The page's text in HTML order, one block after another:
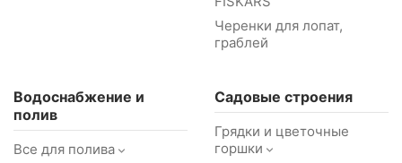
Черенки для лопат,
граблей
Водоснабжение и
полив
Все для полива
Садовые строения
Грядки и цветочные
горшки